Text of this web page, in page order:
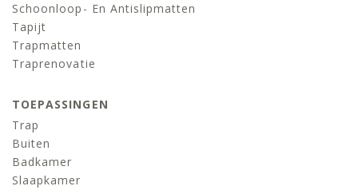
Schoonloop- En Antislipmatten
Tapijt
Trapmatten
Traprenovatie
TOEPASSINGEN
Trap
Buiten
Badkamer
Slaapkamer